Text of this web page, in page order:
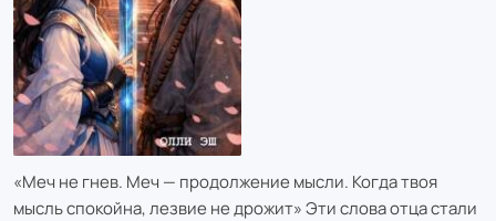
«Меч не гнев. Меч — продолжение мысли. Когда твоя
мысль спокойна, лезвие не дрожит» Эти слова отца стали